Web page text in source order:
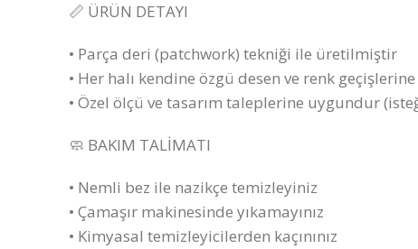
📏 ÜRÜN DETAYI
• Parça deri (patchwork) tekniği ile üretilmiştir
• Her halı kendine özgü desen ve renk
• Özel ölçü ve tasarım taleplerine uygundur
🧼 BAKIM TALİMATI
• Nemli bez ile nazikçe temizleyiniz
• Çamaşır makinesinde yıkamayınız
• Kimyasal temizleyicilerden kaçınınız